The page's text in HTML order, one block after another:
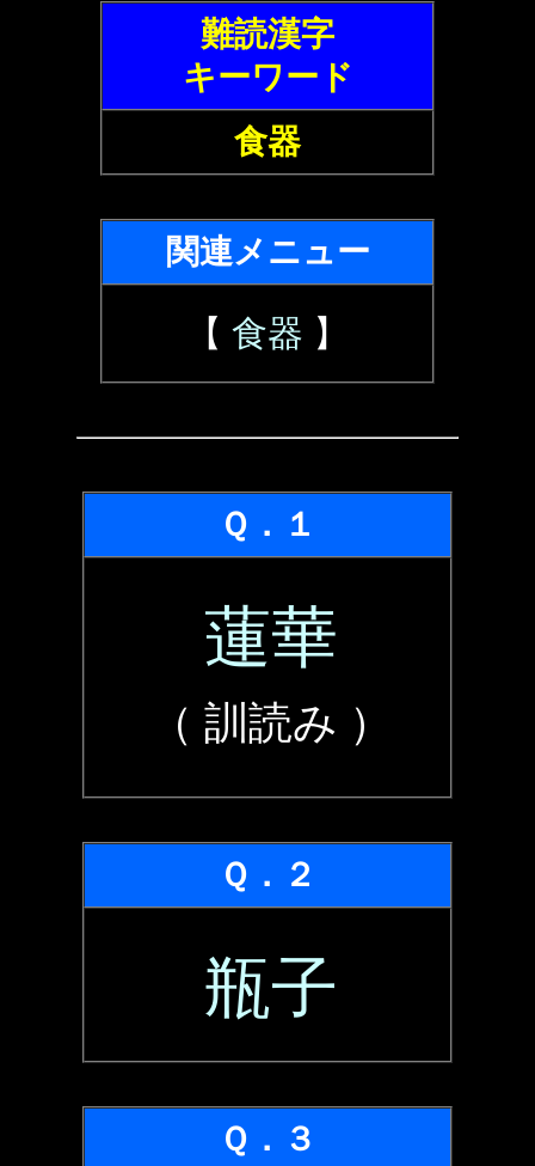
難読漢字
キーワード
食器
関連メニュー
【 食器 】
Ｑ．１
蓮華
（ 訓読み ）
Ｑ．２
瓶子
Ｑ．３